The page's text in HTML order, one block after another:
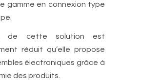
gamme en connexion type
de cette solution est
réduit qu’elle propose
électroniques grâce à
des produits.